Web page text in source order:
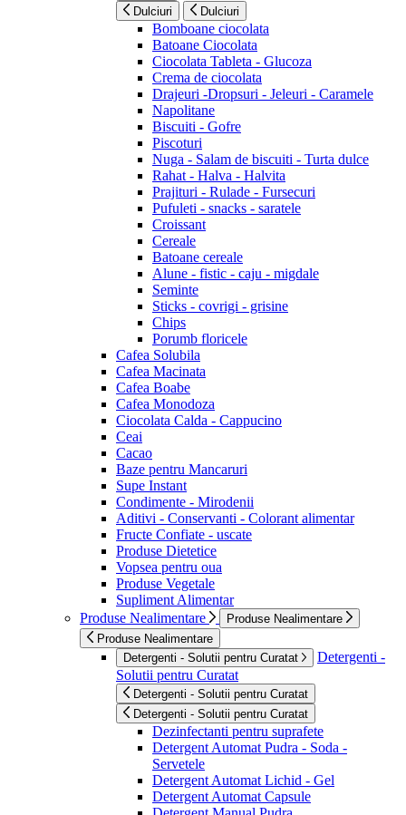
Dulciuri Dulciuri
Bomboane ciocolata
Batoane Ciocolata
Ciocolata Tableta - Glucoza
Crema de ciocolata
Drajeuri -Dropsuri - Jeleuri - Caramele
Napolitane
Biscuiti - Gofre
Piscoturi
Nuga - Salam de biscuiti - Turta dulce
Rahat - Halva - Halvita
Prajituri - Rulade - Fursecuri
Pufuleti - snacks - saratele
Croissant
Cereale
Batoane cereale
Alune - fistic - caju - migdale
Seminte
Sticks - covrigi - grisine
Chips
Porumb floricele
Cafea Solubila
Cafea Macinata
Cafea Boabe
Cafea Monodoza
Ciocolata Calda - Cappucino
Ceai
Cacao
Baze pentru Mancaruri
Supe Instant
Condimente - Mirodenii
Aditivi - Conservanti - Colorant alimentar
Fructe Confiate - uscate
Produse Dietetice
Vopsea pentru oua
Produse Vegetale
Supliment Alimentar
Produse Nealimentare
Produse Nealimentare
Produse Nealimentare
Detergenti - Solutii pentru Curatat
Detergenti -
Solutii pentru Curatat
Detergenti - Solutii pentru Curatat
Detergenti - Solutii pentru Curatat
Dezinfectanti pentru suprafete
Detergent Automat Pudra - Soda -
Servetele
Detergent Automat Lichid - Gel
Detergent Automat Capsule